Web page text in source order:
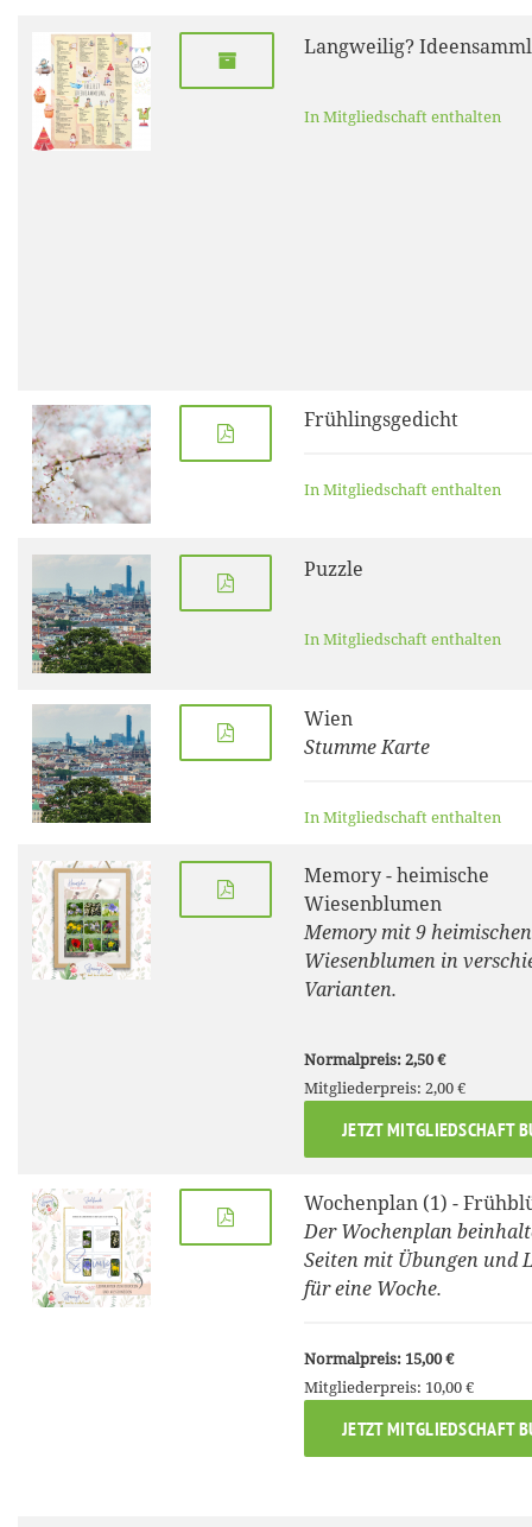
Langweilig?
In Mitgliedschaft enthalten
Frühlingsgedicht
In Mitgliedschaft enthalten
Puzzle
In Mitgliedschaft enthalten
Wien
Stumme Karte
In Mitgliedschaft enthalten
Memory - heimische
Wiesenblumen
Memory mit 9 heimischen
Wiesenblumen in
Varianten.
Normalpreis: 2,50 €
Mitgliederpreis: 2,00 €
JETZT MITGLIEDSCHAFT
Wochenplan (1) -
Der Wochenplan
Seiten mit Übungen und
für eine Woche.
Normalpreis: 15,00 €
Mitgliederpreis: 10,00 €
JETZT MITGLIEDSCHAFT